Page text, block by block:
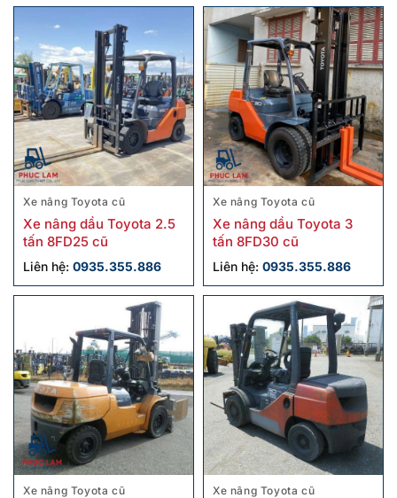
Xe nâng Toyota cũ
Xe nâng dầu Toyota 2.5
tấn 8FD25 cũ
Liên hệ: 0935.355.886
Xe nâng Toyota cũ
Xe nâng dầu Toyota 3
tấn 8FD30 cũ
Liên hệ: 0935.355.886
Xe nâng Toyota cũ Xe nâng Toyota cũ